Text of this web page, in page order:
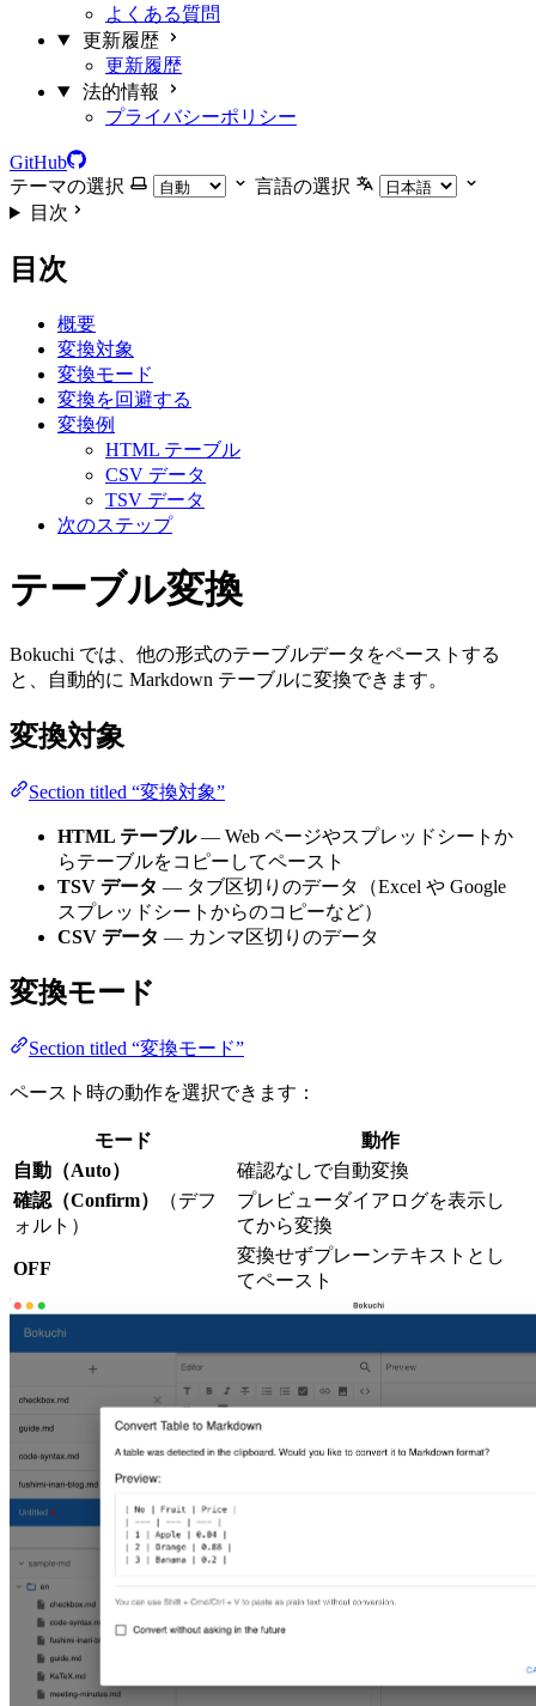
よくある質問
更新履歴
更新履歴
法的情報
プライバシーポリシー
GitHub
テーマの選択
言語の選択
目次
目次
概要
変換対象
変換モード
変換を回避する
変換例
HTML テーブル
CSV データ
TSV データ
次のステップ
テーブル変換
Bokuchi では、他の形式のテーブルデータをペーストする
と、自動的に Markdown テーブルに変換できます。
変換対象
Section titled “変換対象”
HTML テーブル— Web ページやスプレッドシートか
らテーブルをコピーしてペースト
TSV データ — タブ区切りのデータ（Excel や Google
スプレッドシートからのコピーなど）
CSV データ — カンマ区切りのデータ
変換モード
Section titled “変換モード”
ペースト時の動作を選択できます：
モード
動作
自動（Auto）
確認なしで自動変換
確認（Confirm）
（デフ
ォルト）
プレビューダイアログを表示し
てから変換
OFF
変換せずプレーンテキストとし
てペースト